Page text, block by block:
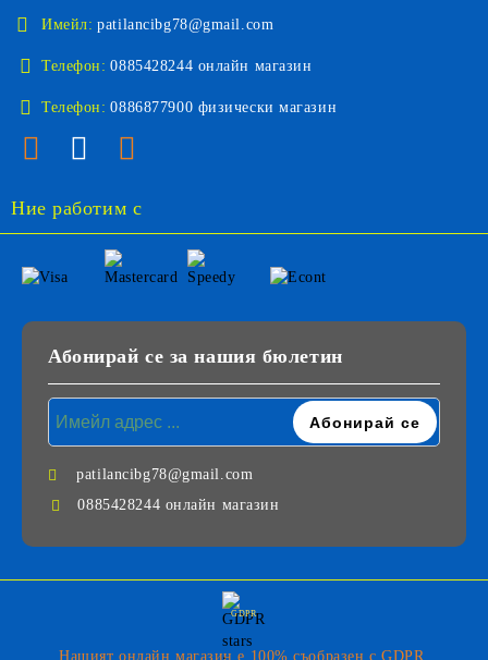
Имейл: patilancibg78@gmail.com
Телефон: 0885428244 онлайн магазин
Телефон: 0886877900 физически магазин
Ние работим с
Абонирай се за нашия бюлетин
patilancibg78@gmail.com
0885428244 онлайн магазин
GDPR
Нашият онлайн магазин е 100% съобразен с GDPR.